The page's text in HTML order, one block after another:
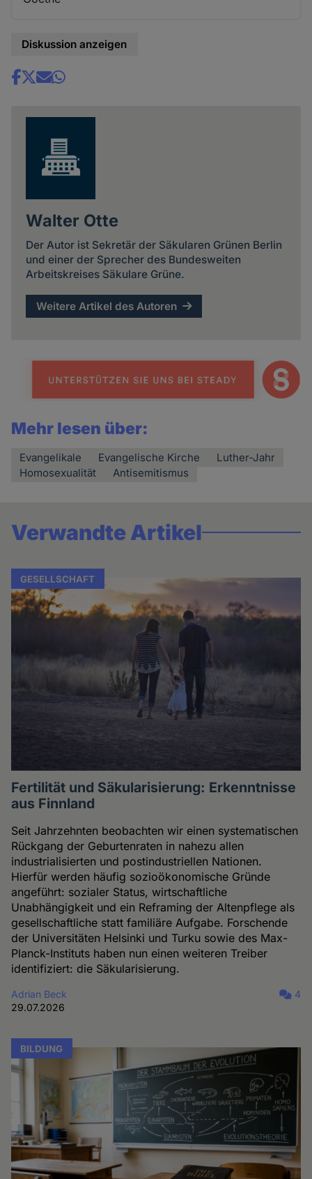
Diskussion anzeigen
Share
Walter Otte
Der Autor ist Sekretär der Säkularen Grünen Berlin
und einer der Sprecher des Bundesweiten
Arbeitskreises Säkulare Grüne.
Weitere Artikel des Autoren
Mehr lesen über:
Evangelikale Evangelische Kirche
Luther-Jahr
Homosexualität
Antisemitismus
Verwandte Artikel
GESELLSCHAFT
Fertilität und Säkularisierung: Erkenntnisse
aus Finnland
Seit Jahrzehnten beobachten wir einen systematischen
Rückgang der Geburtenraten in nahezu allen
industrialisierten und postindustriellen Nationen.
Hierfür werden häufig sozioökonomische Gründe
angeführt: sozialer Status, wirtschaftliche
Unabhängigkeit und ein Reframing der Altenpflege als
gesellschaftliche statt familiäre Aufgabe. Forschende
der Universitäten Helsinki und Turku sowie des Max-
Planck-Instituts haben nun einen weiteren Treiber
identifiziert: die Säkularisierung.
Adrian Beck
29.07.2026
4
BILDUNG